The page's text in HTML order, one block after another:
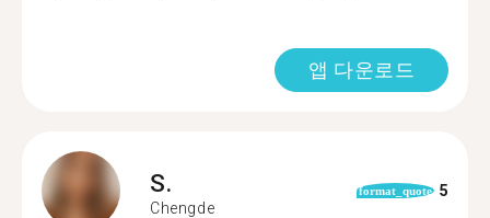
앱 다운로드
S.
Chengde
format_quote 5